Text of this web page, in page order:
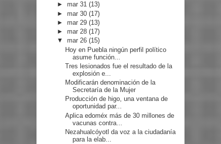
► mar 31(13)
► mar 30(17)
► mar 29(13)
► mar 28(17)
▼ mar 26(15)
Hoy en Puebla ningún perfil político
asume función...
Tres lesionados fue el resultado de la
explosión e...
Modificarán denominación de la
Secretaría de la Mujer
Producción de higo, una ventana de
oportunidad par...
Aplica edoméx más de 30 millones de
vacunas contra...
Nezahualcóyotl da voz a la ciudadanía
para la elab...